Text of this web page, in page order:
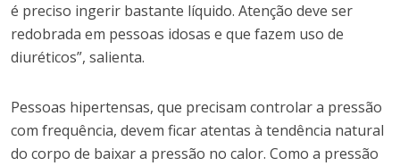
é preciso ingerir bastante líquido. Atenção deve ser
redobrada em pessoas idosas e que fazem uso de
diuréticos”, salienta.
Pessoas hipertensas, que precisam controlar a pressão
com frequência, devem ficar atentas à tendência natural
do corpo de baixar a pressão no calor. Como a pressão